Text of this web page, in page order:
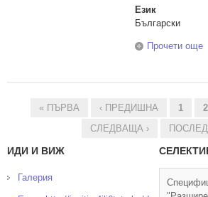
Език
Български
Прочети още
« ПЪРВА ‹ ПРЕДИШНА 1 2
СЛЕДВАЩА ›
ИДИ И ВИЖ
Галерия